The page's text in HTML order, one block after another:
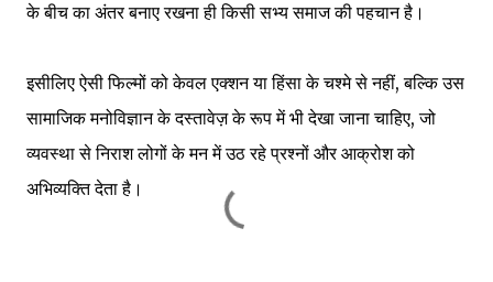
के बीच का अंतर बनाए रखना ही किसी सभ्य समाज की पहचान है।
इसीलिए ऐसी फिल्मों को केवल एक्शन या हिंसा के चश्मे से नहीं, बल्कि उस
सामाजिक मनोविज्ञान के दस्तावेज़ के रूप में भी देखा जाना चाहिए, जो
व्यवस्था से निराश लोगों के मन में उठ रहे प्रश्नों और आक्रोश को
अभिव्यक्ति देता है।